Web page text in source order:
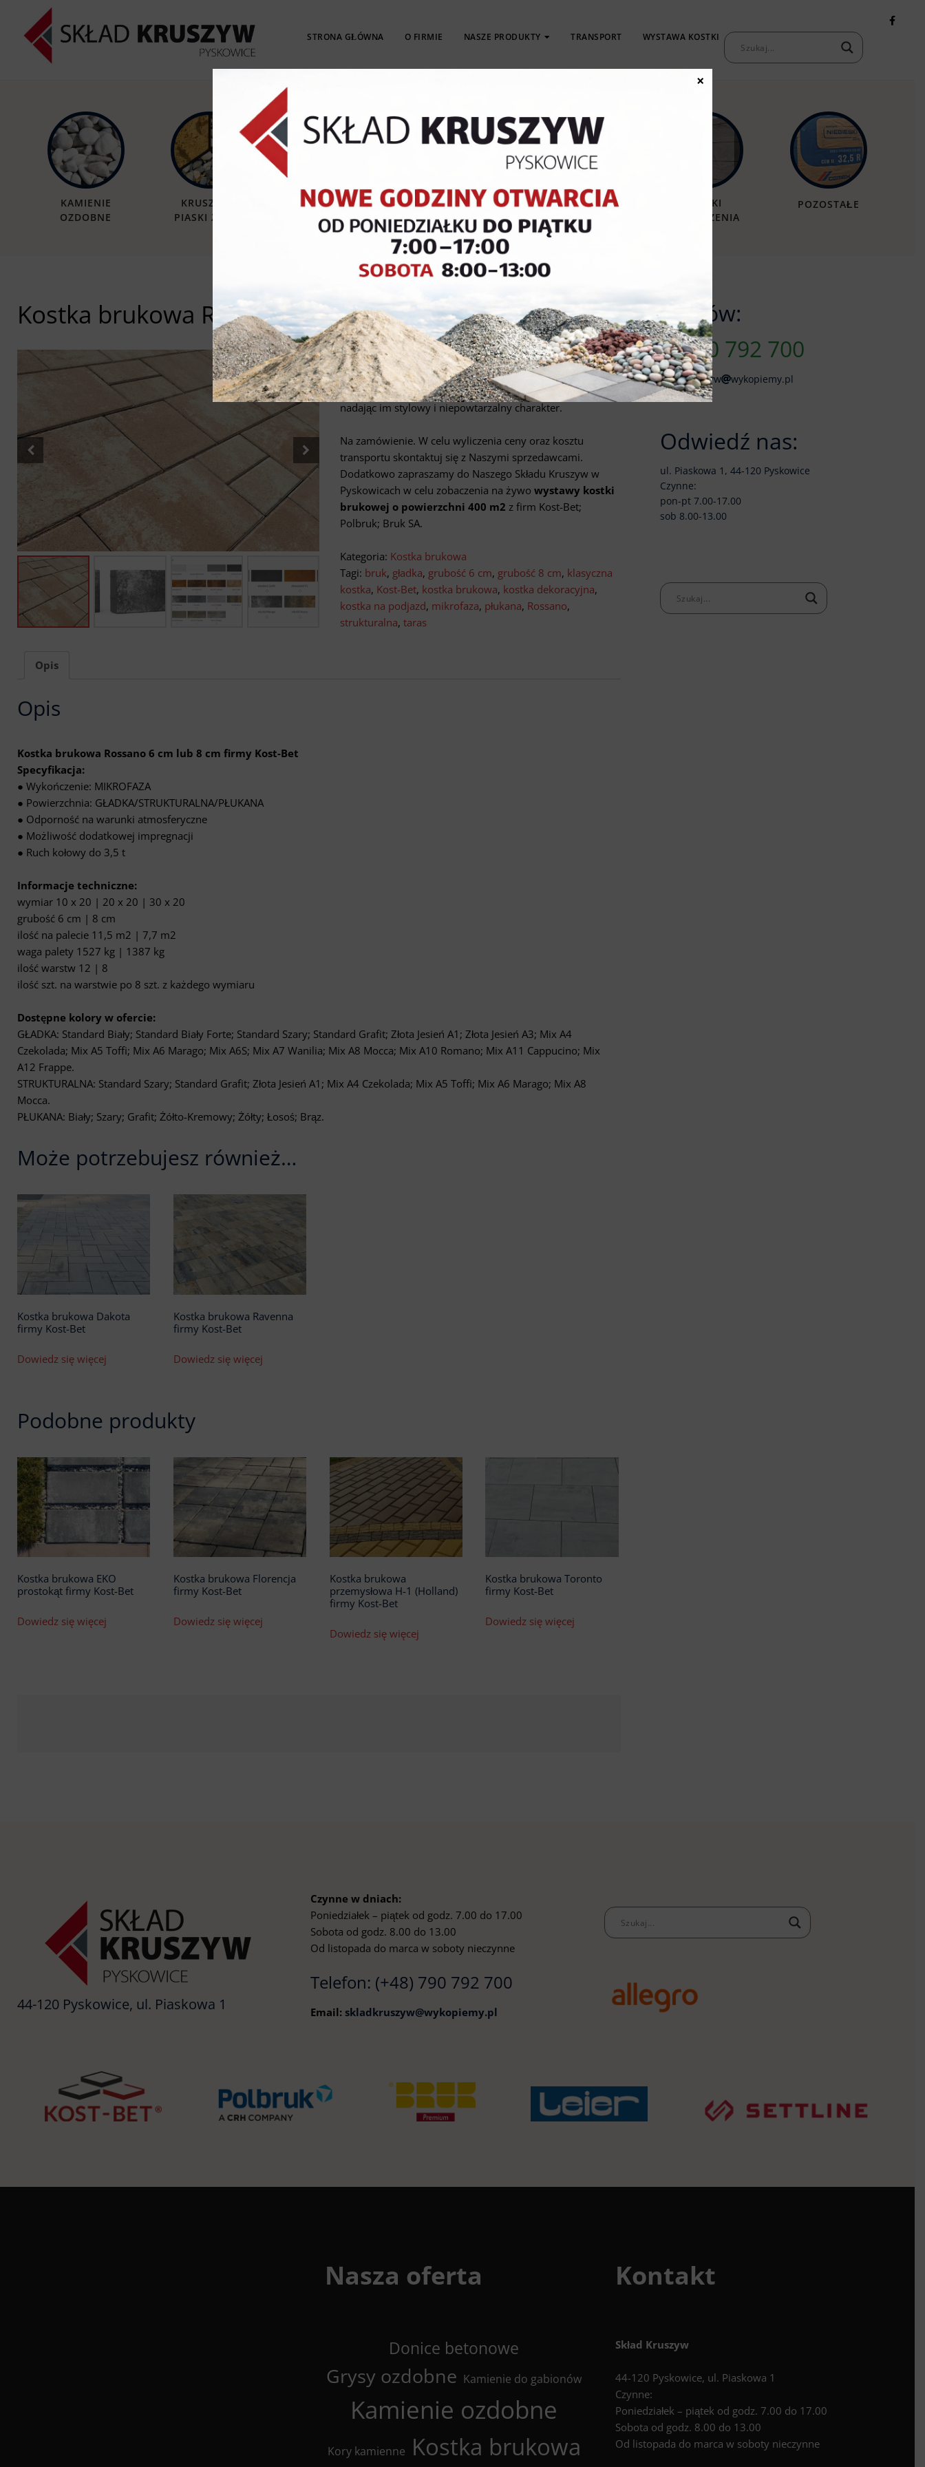
STRONA GŁÓWNA O FIRMIE NASZE PRODUKTY TRANSPORT WYSTAWA KOSTKI
KAMIENIE
OZDOBNE
KRUSZYWA
PIASKI ŻWIRY
KOSTKA
BRUKOWA
OBRZEŻA
KRAWĘŻNIKI
PŁYTY
TARASOWE
MURKI
OGRODZENIA
POZOSTAŁE
Kostka brukowa Rossano firmy Kost-Bet
Kostka brukowa Rossanoma klasyczną formę oraz
powierzchnię gładką/płukaną/strukturalną. Z
powodzeniem sprawdza się jako nawierzchnia podjazdów,
nadając im stylowy i niepowtarzalny charakter.
Na zamówienie. W celu wyliczenia ceny oraz kosztu
transportu skontaktuj się z Naszymi sprzedawcami.
Dodatkowo zapraszamy do Naszego Składu Kruszyw w
Pyskowicach w celu zobaczenia na żywo wystawy kostki
brukowej o powierzchni 400 m2 z firm Kost-Bet;
Polbruk; Bruk SA.
Kategoria: Kostka brukowa
Tagi: bruk, gładka, grubość 6 cm, grubość 8 cm, klasyczna
kostka, Kost-Bet, kostka brukowa, kostka dekoracyjna,
kostka na podjazd, mikrofaza, płukana, Rossano,
strukturalna, taras
Opis
Opis
Kostka brukowa Rossano 6 cm lub 8 cm firmy Kost-Bet
Specyfikacja:
● Wykończenie: MIKROFAZA
● Powierzchnia: GŁADKA/STRUKTURALNA/PŁUKANA
● Odporność na warunki atmosferyczne
● Możliwość dodatkowej impregnacji
● Ruch kołowy do 3,5 t
Informacje techniczne:
wymiar 10 x 20 | 20 x 20 | 30 x 20
grubość 6 cm | 8 cm
ilość na palecie 11,5 m2 | 7,7 m2
waga palety 1527 kg | 1387 kg
ilość warstw 12 | 8
ilość szt. na warstwie po 8 szt. z każdego wymiaru
Dostępne kolory w ofercie:
GŁADKA: Standard Biały; Standard Biały Forte; Standard Szary; Standard Grafit; Złota Jesień A1; Złota Jesień A3; Mix A4
Czekolada; Mix A5 Toffi; Mix A6 Marago; Mix A6S; Mix A7 Wanilia; Mix A8 Mocca; Mix A10 Romano; Mix A11 Cappucino; Mix
A12 Frappe.
STRUKTURALNA: Standard Szary; Standard Grafit; Złota Jesień A1; Mix A4 Czekolada; Mix A5 Toffi; Mix A6 Marago; Mix A8
Mocca.
PŁUKANA: Biały; Szary; Grafit; Żółto-Kremowy; Żółty; Łosoś; Brąz.
Może potrzebujesz również…
Kostka brukowa Dakota
firmy Kost-Bet
Dowiedz się więcej
Kostka brukowa Ravenna
firmy Kost-Bet
Dowiedz się więcej
Podobne produkty
Kostka brukowa EKO
prostokąt firmy Kost-Bet
Dowiedz się więcej
Kostka brukowa Florencja
firmy Kost-Bet
Dowiedz się więcej
Kostka brukowa
przemysłowa H-1 (Holland)
firmy Kost-Bet
Dowiedz się więcej
Kostka brukowa Toronto
firmy Kost-Bet
Dowiedz się więcej
Zamów:
790 792 700
skladkruszyw wykopiemy.pl
Odwiedź nas:
ul. Piaskowa 1, 44-120 Pyskowice
Czynne:
pon-pt 7.00-17.00
sob 8.00-13.00
44-120 Pyskowice, ul. Piaskowa 1
Czynne w dniach:
Poniedziałek – piątek od godz. 7.00 do 17.00
Sobota od godz. 8.00 do 13.00
Od listopada do marca w soboty nieczynne
Telefon: (+48) 790 792 700
Email:skladkruszyw@wykopiemy.pl
Nasza oferta
Donice betonowe
Grysy ozdobne Kamienie do gabionów
Kamienie ozdobne
Kory kamienne Kostka brukowa
Kontakt
Skład Kruszyw
44-120 Pyskowice, ul. Piaskowa 1
Czynne:
Poniedziałek – piątek od godz. 7.00 do 17.00
Sobota od godz. 8.00 do 13.00
Od listopada do marca w soboty nieczynne
×